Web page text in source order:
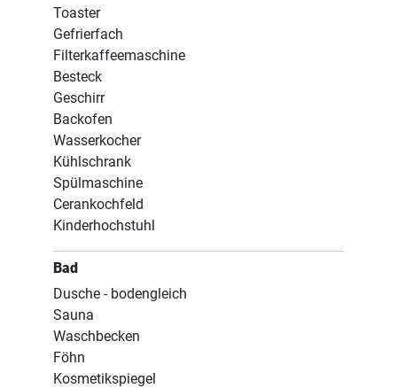
Toaster
Gefrierfach
Filterkaffeemaschine
Besteck
Geschirr
Backofen
Wasserkocher
Kühlschrank
Spülmaschine
Cerankochfeld
Kinderhochstuhl
Bad
Dusche - bodengleich
Sauna
Waschbecken
Föhn
Kosmetikspiegel